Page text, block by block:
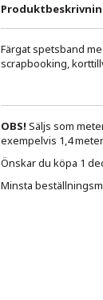
Färgat spetsband
scrapbooking,
OBS! Säljs som
exempelvis 1,4
Önskar du köpa 1
Minsta